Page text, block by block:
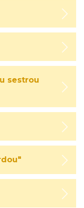
sestrou